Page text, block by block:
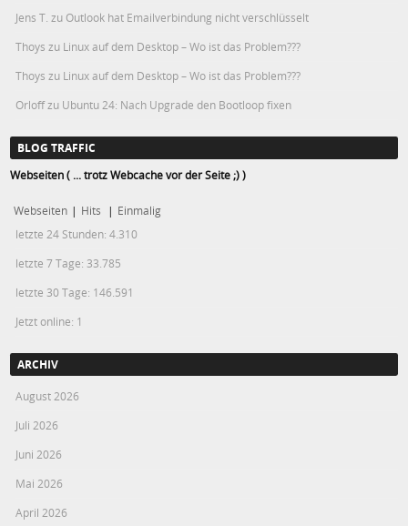
Jens T. zu Outlook hat Emailverbindung nicht verschlüsselt
Thoys zu Linux auf dem Desktop – Wo ist das Problem???
Thoys zu Linux auf dem Desktop – Wo ist das Problem???
Orloffzu Ubuntu 24: Nach Upgrade den Bootloop fixen
BLOG TRAFFIC
Webseiten ( ... trotz Webcache vor der Seite ;) )
Webseiten | Hits | Einmalig
letzte 24 Stunden:4.310
letzte 7 Tage: 33.785
letzte 30 Tage: 146.591
Jetzt online: 1
ARCHIV
August 2026
Juli 2026
Juni 2026
Mai 2026
April 2026